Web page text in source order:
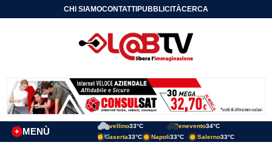
CHI SIAMOCONTATTIPUBBLICITÀCERCA
MENÙ
+
Avellino33°C Benevento34°C
Caserta33°C Napoli33°C Salerno33°C